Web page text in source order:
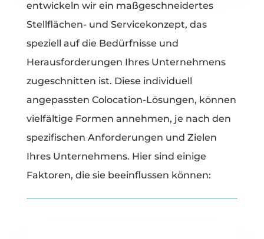
entwickeln wir ein maßgeschneidertes
Stellflächen- und Servicekonzept, das
speziell auf die Bedürfnisse und
Herausforderungen Ihres Unternehmens
zugeschnitten ist. Diese individuell
angepassten Colocation-Lösungen, können
vielfältige Formen annehmen, je nach den
spezifischen Anforderungen und Zielen
Ihres Unternehmens. Hier sind einige
Faktoren, die sie beeinflussen können: